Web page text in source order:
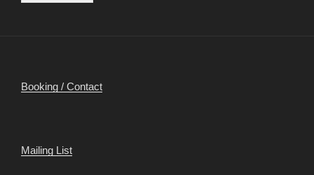
Booking / Contact
Mailing List